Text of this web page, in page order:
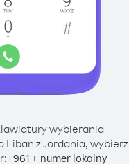
wybierania
Liban z Jordania, wybierz
+961+ numer lokalny